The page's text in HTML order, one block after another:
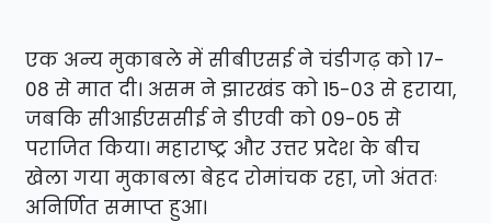
एक अन्य मुकाबले में सीबीएसई ने चंडीगढ़ को 17-
08 से मात दी। असम ने झारखंड को 15-03 से हराया,
जबकि सीआईएससीई ने डीएवी को 09-05 से
पराजित किया। महाराष्ट्र और उत्तर प्रदेश के बीच
खेला गया मुकाबला बेहद रोमांचक रहा, जो अंततः
अनिर्णित समाप्त हुआ।